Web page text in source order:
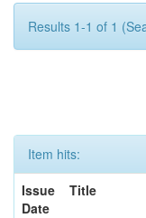
Results 1-1 of 1
Item hits:
Issue
Date
Title